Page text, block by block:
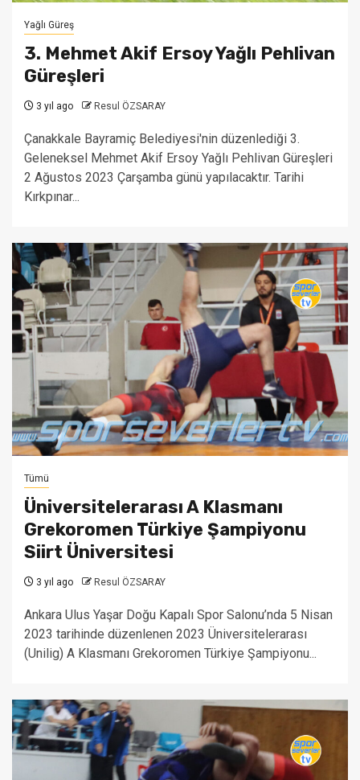
Yağlı Güreş
3. Mehmet Akif Ersoy Yağlı Pehlivan
Güreşleri
3 yıl ago Resul ÖZSARAY
Çanakkale Bayramiç Belediyesi'nin düzenlediği 3.
Geleneksel Mehmet Akif Ersoy Yağlı Pehlivan Güreşleri
2 Ağustos 2023 Çarşamba günü yapılacaktır. Tarihi
Kırkpınar...
Tümü
Üniversitelerarası A Klasmanı
Grekoromen Türkiye Şampiyonu
Siirt Üniversitesi
3 yıl ago Resul ÖZSARAY
Ankara Ulus Yaşar Doğu Kapalı Spor Salonu’nda 5 Nisan
2023 tarihinde düzenlenen 2023 Üniversitelerarası
(Unilig) A Klasmanı Grekoromen Türkiye Şampiyonu...